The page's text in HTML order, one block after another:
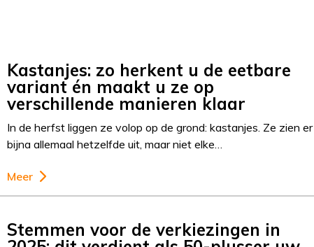
Kastanjes: zo herkent u de eetbare
variant én maakt u ze op
verschillende manieren klaar
In de herfst liggen ze volop op de grond: kastanjes. Ze zien er
bijna allemaal hetzelfde uit, maar niet elke…
Meer
Stemmen voor de verkiezingen in